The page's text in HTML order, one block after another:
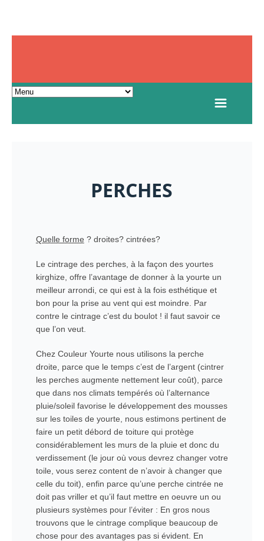
PERCHES
Quelle forme ? droites? cintrées?
Le cintrage des perches, à la façon des yourtes
kirghize, offre l’avantage de donner à la yourte un
meilleur arrondi, ce qui est à la fois esthétique et
bon pour la prise au vent qui est moindre. Par
contre le cintrage c’est du boulot ! il faut savoir ce
que l’on veut.
Chez Couleur Yourte nous utilisons la perche
droite, parce que le temps c’est de l’argent (cintrer
les perches augmente nettement leur coût), parce
que dans nos climats tempérés où l’alternance
pluie/soleil favorise le développement des mousses
sur les toiles de yourte, nous estimons pertinent de
faire un petit débord de toiture qui protège
considérablement les murs de la pluie et donc du
verdissement (le jour où vous devrez changer votre
toile, vous serez content de n’avoir à changer que
celle du toit), enfin parce qu’une perche cintrée ne
doit pas vriller et qu’il faut mettre en oeuvre un ou
plusieurs systèmes pour l’éviter : En gros nous
trouvons que le cintrage complique beaucoup de
chose pour des avantages pas si évident. En